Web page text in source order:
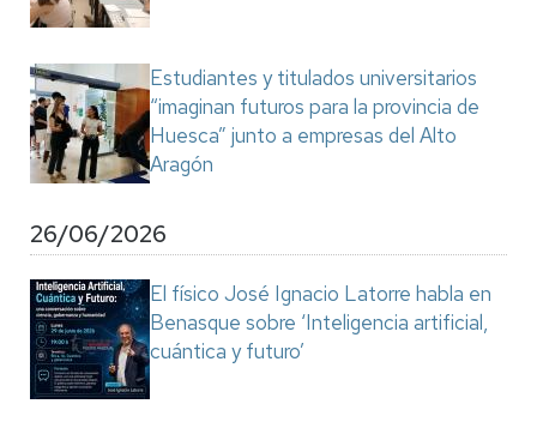
Estudiantes y titulados universitarios
“imaginan futuros para la provincia de
Huesca” junto a empresas del Alto
Aragón
26/06/2026
El físico José Ignacio Latorre habla en
Benasque sobre ‘Inteligencia artificial,
cuántica y futuro’